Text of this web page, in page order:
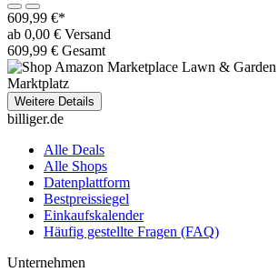
609,99 €*
ab 0,00 € Versand
609,99 € Gesamt
Marktplatz
Weitere Details
billiger.de
Alle Deals
Alle Shops
Datenplattform
Bestpreissiegel
Einkaufskalender
Häufig gestellte Fragen (FAQ)
Unternehmen